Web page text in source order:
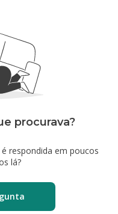
procurava?
respondida em poucos
lá?